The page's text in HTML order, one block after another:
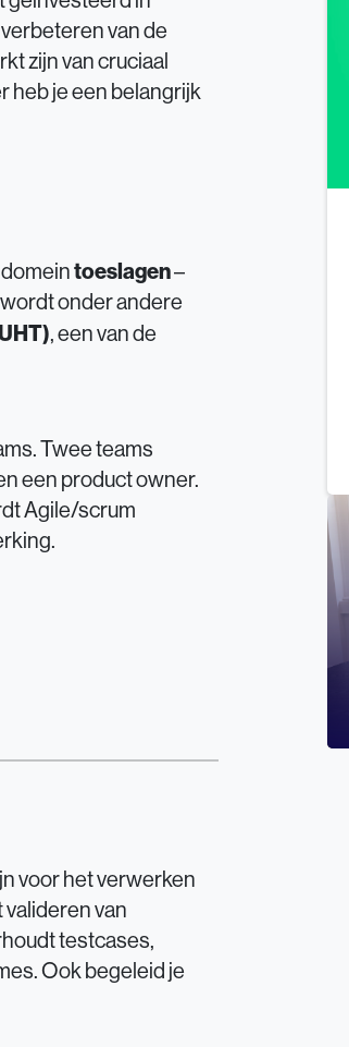
van de
zijn van cruciaal
heb je een belangrijk
toeslagen–
onder andere
, een van de
Twee teams
een product owner.
Agile/scrum
voor het verwerken
van
testcases,
Ook begeleid je